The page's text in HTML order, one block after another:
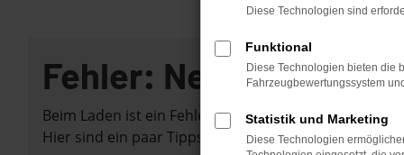
Fehler: Network Error
Beim Laden ist ein Fehler aufgetreten.
Hier sind ein paar Tipps, die dir helfen können:
Diese Technologien sind
Funktional
Diese Technologien bieten die
Fahrzeugbewertungssystem
Statistik und Marketing
Diese Technologien